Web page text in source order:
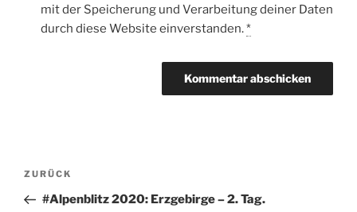
mit der Speicherung und Verarbeitung deiner Daten
durch diese Website einverstanden.*
Beitragsnavigation
Vorheriger
Beitrag
ZURÜCK
#Alpenblitz 2020: Erzgebirge – 2. Tag.